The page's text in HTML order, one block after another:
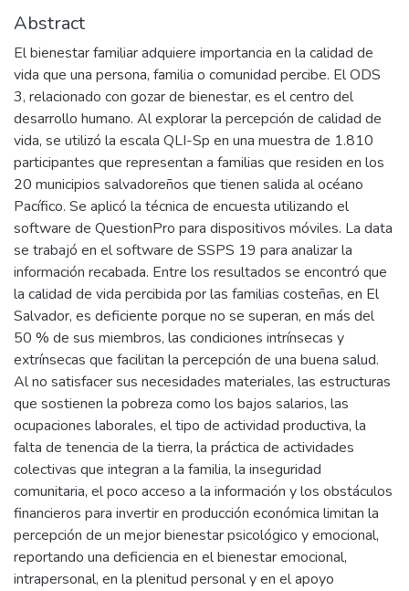
Abstract
El bienestar familiar adquiere importancia en la calidad de
vida que una persona, familia o comunidad percibe. El ODS
3, relacionado con gozar de bienestar, es el centro del
desarrollo humano. Al explorar la percepción de calidad de
vida, se utilizó la escala QLI-Sp en una muestra de 1.810
participantes que representan a familias que residen en los
20 municipios salvadoreños que tienen salida al océano
Pacífico. Se aplicó la técnica de encuesta utilizando el
software de QuestionPro para dispositivos móviles. La data
se trabajó en el software de SSPS 19 para analizar la
información recabada. Entre los resultados se encontró que
la calidad de vida percibida por las familias costeñas, en El
Salvador, es deficiente porque no se superan, en más del
50 % de sus miembros, las condiciones intrínsecas y
extrínsecas que facilitan la percepción de una buena salud.
Al no satisfacer sus necesidades materiales, las estructuras
que sostienen la pobreza como los bajos salarios, las
ocupaciones laborales, el tipo de actividad productiva, la
falta de tenencia de la tierra, la práctica de actividades
colectivas que integran a la familia, la inseguridad
comunitaria, el poco acceso a la información y los obstáculos
financieros para invertir en producción económica limitan la
percepción de un mejor bienestar psicológico y emocional,
reportando una deficiencia en el bienestar emocional,
intrapersonal, en la plenitud personal y en el apoyo